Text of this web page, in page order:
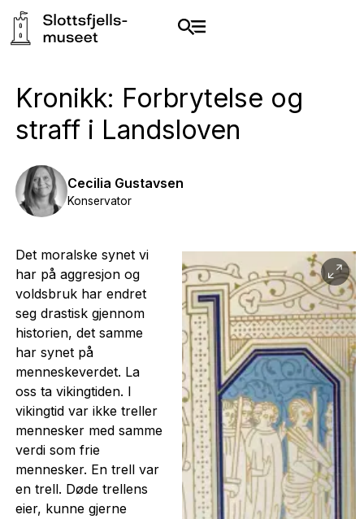
Kronikk: Forbrytelse og
straff i Landsloven
Cecilia Gustavsen
Konservator
Det moralske synet vi
har på aggresjon og
voldsbruk har endret
seg drastisk gjennom
historien, det samme
har synet på
menneskeverdet. La
oss ta vikingtiden. I
vikingtid var ikke treller
mennesker med samme
verdi som frie
mennesker. En trell var
en trell. Døde trellens
eier, kunne gjerne